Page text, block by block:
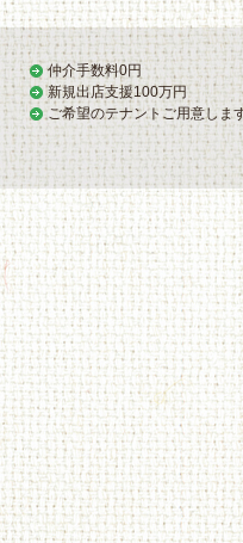
仲介手数料0円
新規出店支援100万円
ご希望のテナントご用意しま